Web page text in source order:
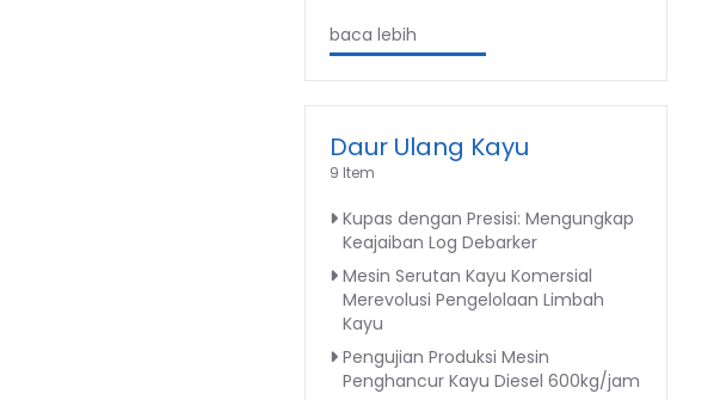
baca lebih
Daur Ulang Kayu
9 Item
Kupas dengan Presisi: Mengungkap
Keajaiban Log Debarker
Mesin Serutan Kayu Komersial
Merevolusi Pengelolaan Limbah
Kayu
Pengujian Produksi Mesin
Penghancur Kayu Diesel 600kg/jam